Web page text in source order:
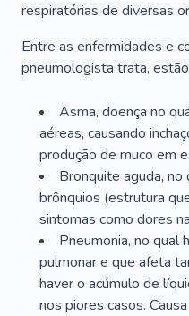
respiratórias de diversas
Entre as enfermidades e
pneumologista trata,
Asma, doença no
aéreas, causando
produção de muco em
Bronquite aguda, no
brônquios (estrutura
sintomas como dores
Pneumonia, no qual
pulmonar e que afeta
haver o acúmulo de
nos piores casos.